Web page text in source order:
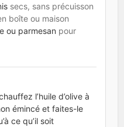
secs, sans précuisson
boîte ou maison
ou parmesan pour
l’huile d’olive à
émincé et faites-le
ce qu’il soit